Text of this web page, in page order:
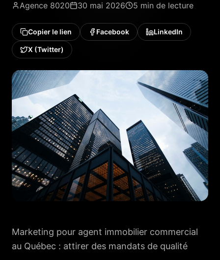
Agence 8020 30 mai 2026 5 min de lecture
Copier le lien Facebook LinkedIn
X (Twitter)
Marketing pour agent immobilier commercial
au Québec : attirer des mandats de qualité